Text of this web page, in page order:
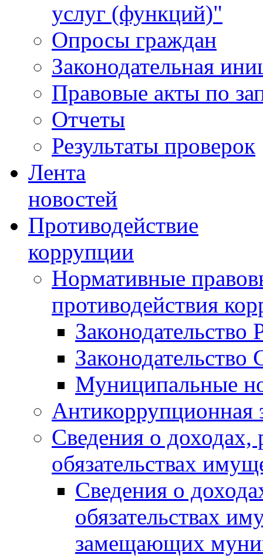
услуг (функций)"
Опросы граждан
Законодательная
Правовые акты по
Отчеты
Результаты проверок
Лента
новостей
Противодействие
коррупции
Нормативные
противодействия
Законодательство
Муниципальные
Антикоррупционная
Сведения о доходах,
обязательствах
Сведения о
обязательствах
замещающих